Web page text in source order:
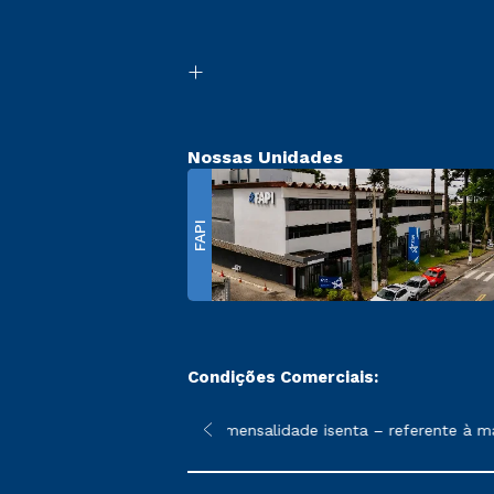
Nossas Unidades
FAPI
Condições Comerciais:
sofrer alterações nos períodos de rematrícula
promocional de 1ª mensalidade isenta – referente à